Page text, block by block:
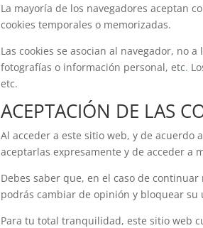
La mayoría de los navegadores aceptan
cookies temporales o memorizadas.
Las cookies se asocian al navegador, no
fotografías o información personal, etc.
etc.
ACEPTACIÓN DE LAS
Al acceder a este sitio web, y de
aceptarlas expresamente y de acceder a
Debes saber que, en el caso de
podrás cambiar de opinión y bloquear
Para tu total tranquilidad, este sitio web